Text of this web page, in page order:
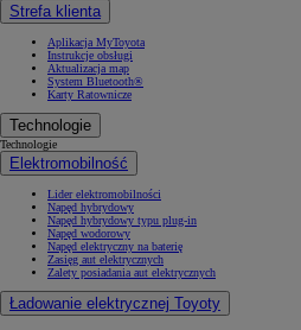
Strefa klienta
Aplikacja MyToyota
Instrukcje obsługi
Aktualizacja map
System Bluetooth®
Karty Ratownicze
Technologie
Technologie
Elektromobilność
Lider elektromobilności
Napęd hybrydowy
Napęd hybrydowy typu plug-in
Napęd wodorowy
Napęd elektryczny na baterię
Zasięg aut elektrycznych
Zalety posiadania aut elektrycznych
Ładowanie elektrycznej Toyoty